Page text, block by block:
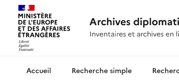
Archives diplomatiquesRecherche simple